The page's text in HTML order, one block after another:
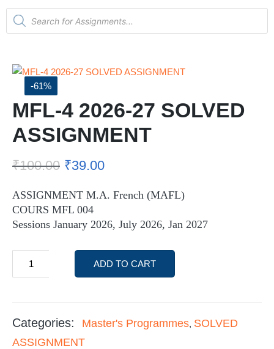
-61%
MFL-4 2026-27 SOLVED
ASSIGNMENT
₹100.00 ₹39.00
ASSIGNMENT M.A. French (MAFL)
COURS MFL 004
Sessions January 2026, July 2026, Jan 2027
ADD TO CART
Categories: Master's Programmes, SOLVED
ASSIGNMENT